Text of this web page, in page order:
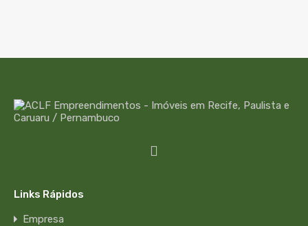
Links Rápidos
Empresa